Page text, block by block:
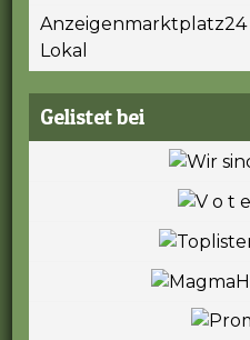
Anzeigenmarktplatz24
Lokal
Gelistet bei